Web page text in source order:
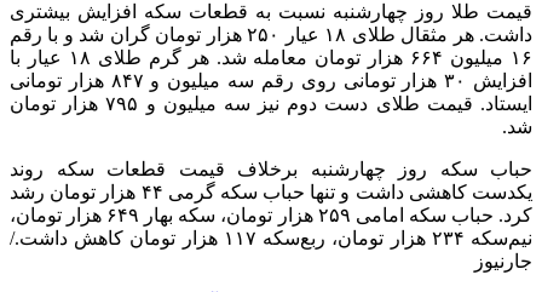
قیمت طلا روز چهارشنبه نسبت به قطعات سکه افزایش بیشتری
داشت. هر مثقال طلای ۱۸ عیار ۲۵۰ هزار تومان گران شد و با رقم
۱۶ میلیون ۶۶۴ هزار تومان معامله شد. هر گرم طلای ۱۸ عیار با
افزایش ۳۰ هزار تومانی روی رقم سه میلیون و ۸۴۷ هزار تومانی
ایستاد. قیمت طلای دست دوم نیز سه میلیون و ۷۹۵ هزار تومان
شد.
حباب سکه روز چهارشنبه برخلاف قیمت قطعات سکه روند
یکدست کاهشی داشت و تنها حباب سکه گرمی ۴۴ هزار تومان رشد
کرد. حباب سکه امامی ۲۵۹ هزار تومان، سکه بهار ۶۴۹ هزار تومان،‌
نیم‌سکه ۲۳۴ هزار تومان، ربع‌سکه ۱۱۷ هزار تومان کاهش داشت./
جارنیوز